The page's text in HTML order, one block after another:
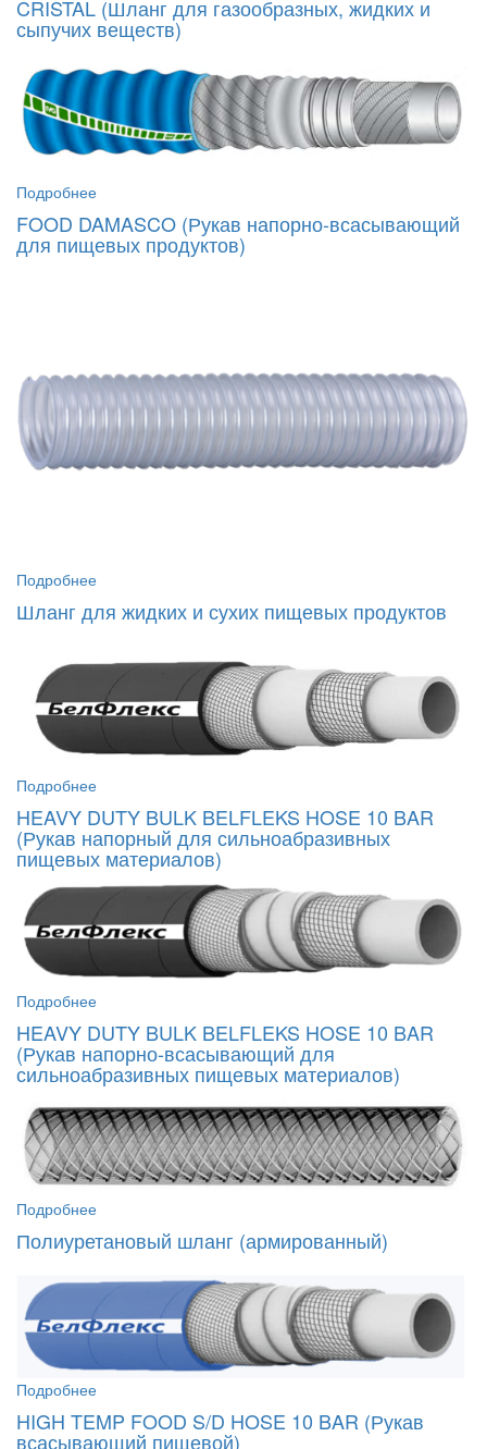
CRISTAL (Шланг для газообразных, жидких и
сыпучих веществ)
Подробнее
FOOD DAMASCO (Рукав напорно-всасывающий
для пищевых продуктов)
Подробнее
Шланг для жидких и сухих пищевых продуктов
Подробнее
HEAVY DUTY BULK BELFLEKS HOSE 10 BAR
(Рукав напорный для сильноабразивных
пищевых материалов)
Подробнее
HEAVY DUTY BULK BELFLEKS HOSE 10 BAR
(Рукав напорно-всасывающий для
сильноабразивных пищевых материалов)
Подробнее
Полиуретановый шланг (армированный)
Подробнее
HIGH TEMP FOOD S/D HOSE 10 BAR (Рукав
всасывающий пищевой)